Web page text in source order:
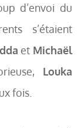
d’envoi du
s’étaient
et Michaël
Louka
fois.